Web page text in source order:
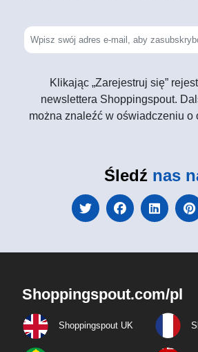
Klikając „Zarejestruj się”
newslettera Shoppingspout.
można znaleźć w oświadczeniu o
Śledź nas
Shoppingspout.com/pl
Shoppingspout UK